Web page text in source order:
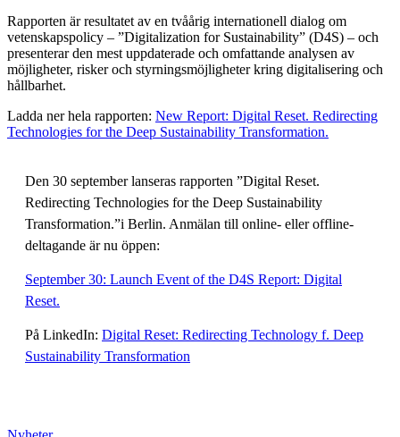
Rapporten är resultatet av en tvåårig internationell dialog om
vetenskapspolicy – ”Digitalization for Sustainability” (D4S) – och
presenterar den mest uppdaterade och omfattande analysen av
möjligheter, risker och styrningsmöjligheter kring digitalisering och
hållbarhet.
Ladda ner hela rapporten: New Report: Digital Reset. Redirecting
Technologies for the Deep Sustainability Transformation.
Den 30 september lanseras rapporten ”Digital Reset.
Redirecting Technologies for the Deep Sustainability
Transformation.”i Berlin. Anmälan till online- eller offline-
deltagande är nu öppen:
September 30: Launch Event of the D4S Report: Digital
Reset.
På LinkedIn: Digital Reset: Redirecting Technology f. Deep
Sustainability Transformation